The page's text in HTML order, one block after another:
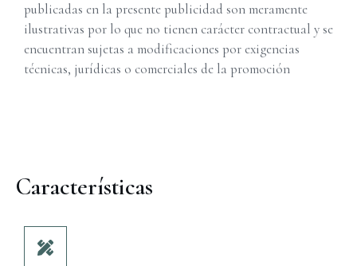
publicadas en la presente publicidad son meramente
ilustrativas por lo que no tienen carácter contractual y se
encuentran sujetas a modificaciones por exigencias
técnicas, jurídicas o comerciales de la promoción
Características